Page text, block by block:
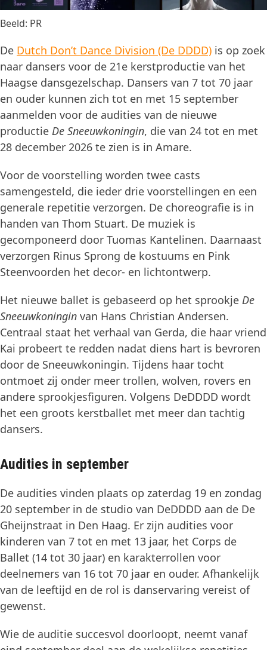
Beeld: PR
De Dutch Don’t Dance Division (De DDDD) is op zoek
naar dansers voor de 21e kerstproductie van het
Haagse dansgezelschap. Dansers van 7 tot 70 jaar
en ouder kunnen zich tot en met 15 september
aanmelden voor de audities van de nieuwe
productie De Sneeuwkoningin, die van 24 tot en met
28 december 2026 te zien is in Amare.
Voor de voorstelling worden twee casts
samengesteld, die ieder drie voorstellingen en een
generale repetitie verzorgen. De choreografie is in
handen van Thom Stuart. De muziek is
gecomponeerd door Tuomas Kantelinen. Daarnaast
verzorgen Rinus Sprong de kostuums en Pink
Steenvoorden het decor- en lichtontwerp.
Het nieuwe ballet is gebaseerd op het sprookje De
Sneeuwkoningin van Hans Christian Andersen.
Centraal staat het verhaal van Gerda, die haar vriend
Kai probeert te redden nadat diens hart is bevroren
door de Sneeuwkoningin. Tijdens haar tocht
ontmoet zij onder meer trollen, wolven, rovers en
andere sprookjesfiguren. Volgens DeDDDD wordt
het een groots kerstballet met meer dan tachtig
dansers.
Audities in september
De audities vinden plaats op zaterdag 19 en zondag
20 september in de studio van DeDDDD aan de De
Gheijnstraat in Den Haag. Er zijn audities voor
kinderen van 7 tot en met 13 jaar, het Corps de
Ballet (14 tot 30 jaar) en karakterrollen voor
deelnemers van 16 tot 70 jaar en ouder. Afhankelijk
van de leeftijd en de rol is danservaring vereist of
gewenst.
Wie de auditie succesvol doorloopt, neemt vanaf